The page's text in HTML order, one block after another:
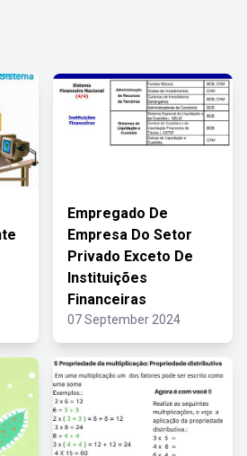
Empregado De
Empresa Do Setor
Privado Exceto De
Instituições
Financeiras
07 September 2024